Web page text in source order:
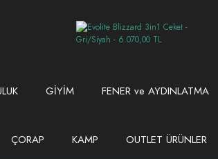
GİYİM FENER ve AYDINLATMA
ÇORAP KAMP OUTLET ÜRÜNLER